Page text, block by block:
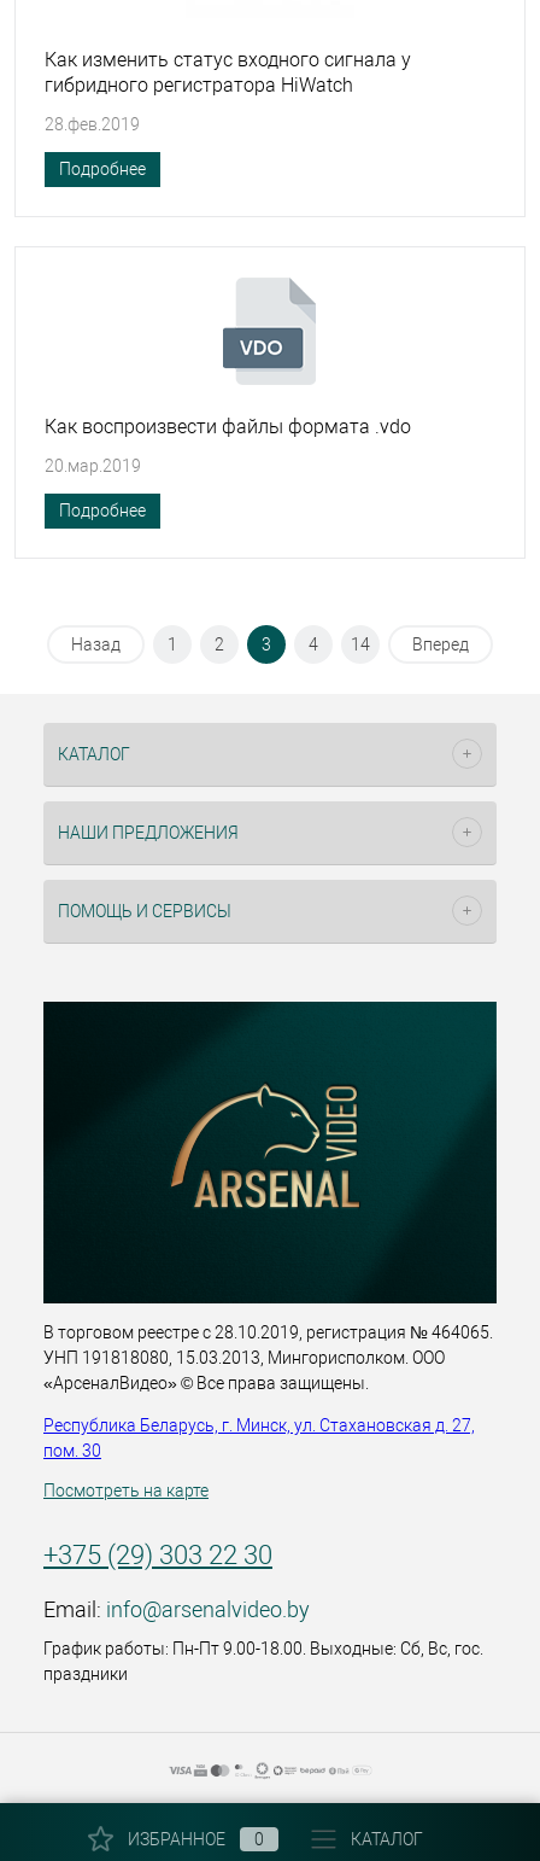
Как изменить статус входного сигнала у
гибридного регистратора HiWatch
28.фев.2019
Подробнее
Как воспроизвести файлы формата .vdo
20.мар.2019
Подробнее
Назад 1 2 3 4 14 Вперед
КАТАЛОГ
НАШИ ПРЕДЛОЖЕНИЯ
ПОМОЩЬ И СЕРВИСЫ
В торговом реестре с 28.10.2019, регистрация № 464065.
УНП 191818080, 15.03.2013, Мингорисполком. ООО
«АрсеналВидео» © Все права защищены.
Республика Беларусь, г. Минск, ул. Стахановская д. 27,
пом. 30
Посмотреть на карте
+375 (29) 303 22 30
Email: info@arsenalvideo.by
График работы: Пн-Пт 9.00-18.00. Выходные: Сб, Вс, гос.
праздники
ИЗБРАННОЕ 0 КАТАЛОГ